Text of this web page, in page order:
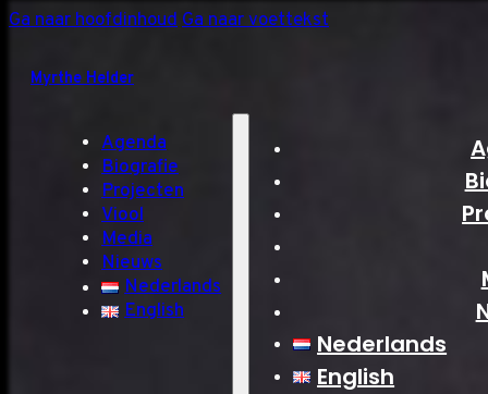
Ga naar hoofdinhoudGa naar voettekst
Myrthe Helder
Agenda
Biografie
Projecten
Viool
Media
Nieuws
Nederlands
English
Nederlands
English